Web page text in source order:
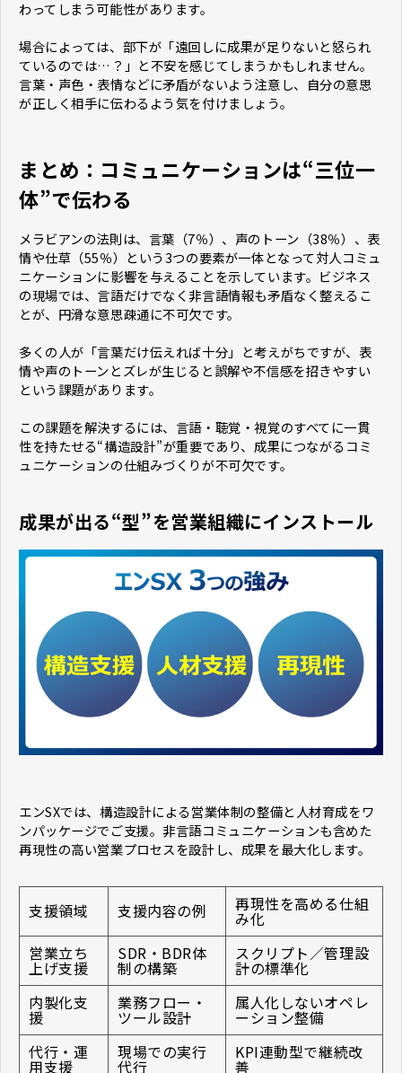
わってしまう可能性があります。
場合によっては、部下が「遠回しに成果が足りないと怒られ
ているのでは…？」と不安を感じてしまうかもしれません。
言葉・声色・表情などに矛盾がないよう注意し、自分の意思
が正しく相手に伝わるよう気を付けましょう。
まとめ：コミュニケーションは“三位一
体”で伝わる
メラビアンの法則は、言葉（7％）、声のトーン（38％）、表
情や仕草（55％）という3つの要素が一体となって対人コミュ
ニケーションに影響を与えることを示しています。ビジネス
の現場では、言語だけでなく非言語情報も矛盾なく整えるこ
とが、円滑な意思疎通に不可欠です。
多くの人が「言葉だけ伝えれば十分」と考えがちですが、表
情や声のトーンとズレが生じると誤解や不信感を招きやすい
という課題があります。
この課題を解決するには、言語・聴覚・視覚のすべてに一貫
性を持たせる“構造設計”が重要であり、成果につながるコミ
ュニケーションの仕組みづくりが不可欠です。
成果が出る“型”を営業組織にインストール
エンSXでは、構造設計による営業体制の整備と人材育成をワ
ンパッケージでご支援。非言語コミュニケーションも含めた
再現性の高い営業プロセスを設計し、成果を最大化します。
支援領域 支援内容の例 再現性を高める仕組
み化
営業立ち
上げ支援
SDR・BDR体
制の構築
スクリプト／管理設
計の標準化
内製化支
援
業務フロー・
ツール設計
属人化しないオペレ
ーション整備
代行・運
用支援
現場での実行
代行
KPI連動型で継続改
善